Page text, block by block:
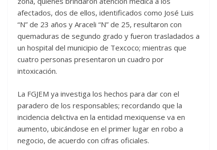
afectados, dos de ellos, identificados como José Luis
“N” de 23 años y Araceli “N” de 25, resultaron con
quemaduras de segundo grado y fueron trasladados a
un hospital del municipio de Texcoco; mientras que
cuatro personas presentaron un cuadro por
intoxicación.
La FGJEM ya investiga los hechos para dar con el
paradero de los responsables; recordando que la
incidencia delictiva en la entidad mexiquense va en
aumento, ubicándose en el primer lugar en robo a
negocio, de acuerdo con cifras oficiales.